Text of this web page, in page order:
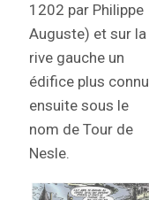
1202 par Philippe
Auguste) et sur la
rive gauche un
édifice plus connu
ensuite sous le
nom de Tour de
Nesle.